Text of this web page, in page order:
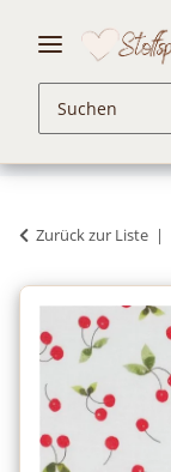
Zurück zur Liste